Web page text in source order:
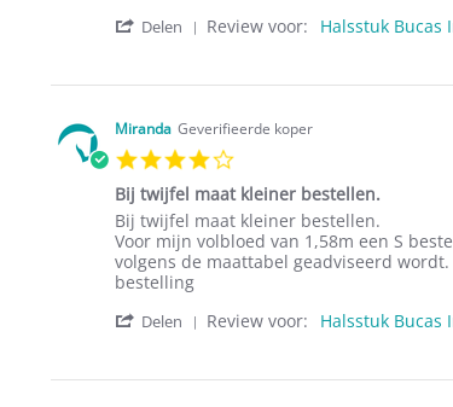
I.
21
2017
fijne
genoeg
Delen
'
by
S.
on
21
Dec
2017
Review voor: Halsstuk Bucas
Miranda Geverifieerde koper
rating
Bij twijfel maat kleiner bestellen.
Review
by
Miranda
on
Jan
review
stating
Bij
twijfel
kleiner
Bij twijfel maat kleiner bestellen.
Voor mijn volbloed van 1,58m een S
volgens de maattabel geadviseerd
bestelling
Delen
'
by
Review voor: Halsstuk Bucas